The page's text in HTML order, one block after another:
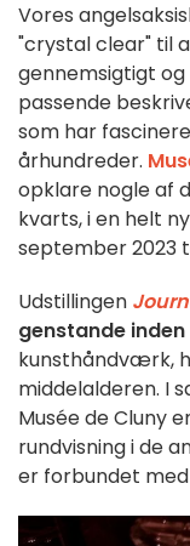
Vores
"crystal clear" til
gennemsigtigt
passende
som har
århundreder.
opklare nogle af
kvarts, i en helt ny
september 2023
Udstillingen
genstande
kunsthåndværk,
middelalderen. I
Musée de Cluny
rundvisning i de
er forbundet med